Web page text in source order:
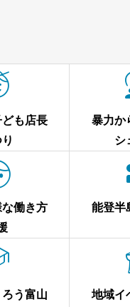
も店長
暴力か
シ
働き方
能登半
う富山
地域イ